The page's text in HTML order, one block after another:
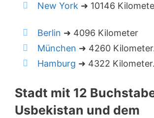
New York ➜ 10146
Berlin ➜ 4096 Kilometer
München ➜ 4260
Hamburg ➜ 4322 Kilometer.
Stadt mit 12
Usbekistan und dem